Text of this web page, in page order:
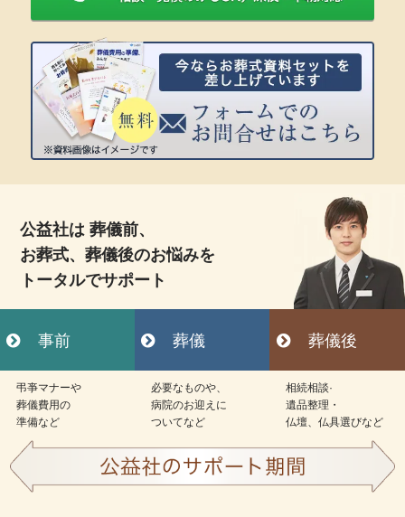
公益社は 葬儀前、
お葬式、葬儀後のお悩みを
トータルでサポート
事前 葬儀 葬儀後
弔亊マナーや
葬儀費用の
準備など
必要なものや、
病院のお迎えに
ついてなど
相続相談·
遺品整理・
仏壇、仏具選びなど